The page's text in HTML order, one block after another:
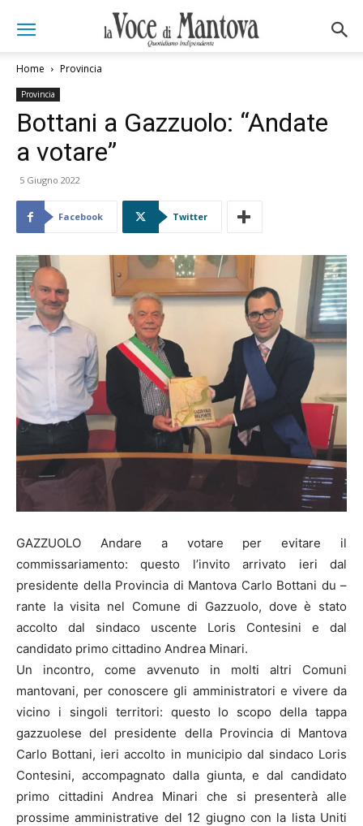
Home Provincia
Provincia
Bottani a Gazzuolo: “Andate
a votare”
5 Giugno 2022
Facebook Twitter
GAZZUOLO Andare a votare per evitare il
commissariamento: questo l’invito arrivato ieri dal
presidente della Provincia di Mantova Carlo Bottani du –
rante la visita nel Comune di Gazzuolo, dove è stato
accolto dal sindaco uscente Loris Contesini e dal
candidato primo cittadino Andrea Minari.
Un incontro, come avvenuto in molti altri Comuni
mantovani, per conoscere gli amministratori e vivere da
vicino i singoli territori: questo lo scopo della tappa
gazzuolese del presidente della Provincia di Mantova
Carlo Bottani, ieri accolto in municipio dal sindaco Loris
Contesini, accompagnato dalla giunta, e dal candidato
primo cittadini Andrea Minari che si presenterà alle
prossime amministrative del 12 giugno con la lista Uniti